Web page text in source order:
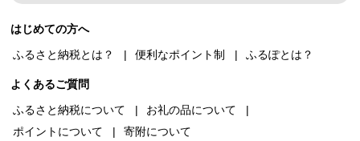
はじめての方へ
ふるさと納税とは？
便利なポイント制 ふるぽとは？
よくあるご質問
ふるさと納税について
お礼の品について
ポイントについて
寄附について